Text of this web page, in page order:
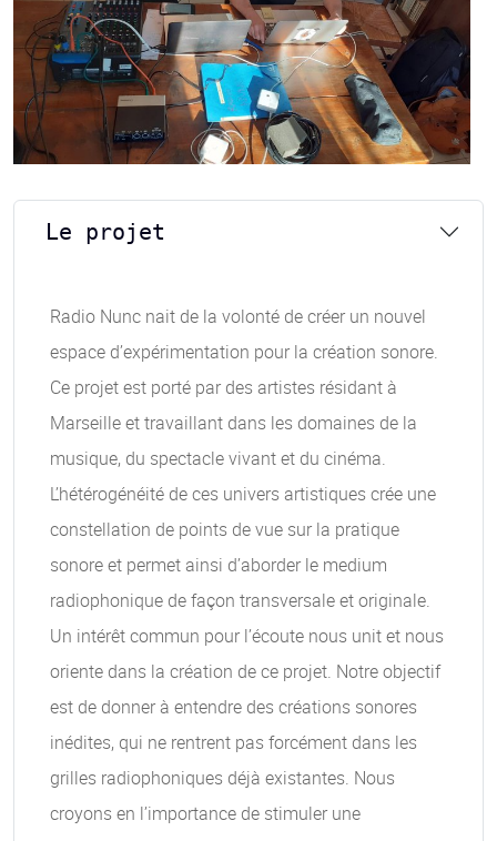
Le projet
Radio Nunc nait de la volonté de créer un nouvel
espace d’expérimentation pour la création sonore.
Ce projet est porté par des artistes résidant à
Marseille et travaillant dans les domaines de la
musique, du spectacle vivant et du cinéma.
L’hétérogénéité de ces univers artistiques crée une
constellation de points de vue sur la pratique
sonore et permet ainsi d’aborder le medium
radiophonique de façon transversale et originale.
Un intérêt commun pour l’écoute nous unit et nous
oriente dans la création de ce projet. Notre objectif
est de donner à entendre des créations sonores
inédites, qui ne rentrent pas forcément dans les
grilles radiophoniques déjà existantes. Nous
croyons en l’importance de stimuler une